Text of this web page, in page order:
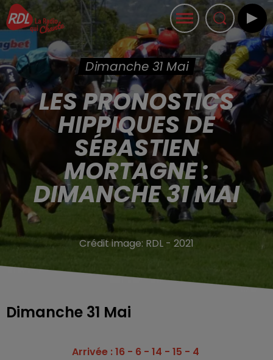
Dimanche 31 Mai
LES PRONOSTICS
HIPPIQUES DE
SÉBASTIEN
MORTAGNE :
DIMANCHE 31 MAI
Crédit image: RDL - 2021
Dimanche 31 Mai
Arrivée : 16 - 6 - 14 - 15 - 4